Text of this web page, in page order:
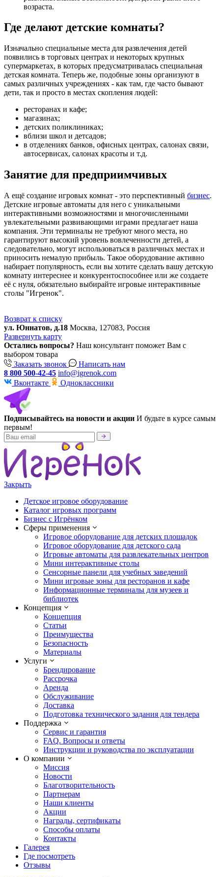
возраста.
Где делают детские комнаты?
Изначально специальные места для развлечения детей
появились в торговых центрах и некоторых крупных
супермаркетах, в которых предусматривалась специальная
детская комната. Теперь же, подобные зоны организуют в
самых различных учреждениях - как там, где часто бывают
дети, так и просто в местах скопления людей:
ресторанах и кафе;
магазинах;
детских поликлиниках;
вблизи школ и детсадов;
в отделениях банков, офисных центрах, салонах связи,
автосервисах, салонах красоты и т.д.
Занятие для предприимчивых
А ещё создание игровых комнат - это перспективный бизнес.
Детские игровые автоматы для него с уникальными
интерактивными возможностями и многочисленными
увлекательными развивающими играми предлагает наша
компания. Эти терминалы не требуют много места, но
гарантируют высокий уровень вовлеченности детей, а
следовательно, могут использоваться в различных местах и
приносить немалую прибыль. Такое оборудование активно
набирает популярность, если вы хотите сделать вашу детскую
комнату интереснее и конкурентоспособнее или же создаете
её с нуля, обязательно выбирайте игровые интерактивные
столы "Игренок".
Возврат к списку
ул. Юннатов, д.18 Москва, 127083, Россия
Развернуть карту
Остались вопросы? Наш консультант поможет Вам с
выбором товара
Заказать звонок
Написать нам
8 800 500-42-45 info@igrenok.com
Вконтакте
Одноклассники
Подписывайтесь на новости и акции И будьте в курсе самым
первым!
Закрыть
Детское игровое оборудование
Каталог игровых программ
Бизнес с Игрёнком
Сферы применения
Игровое оборудование для детских площадок
Игровое оборудование для детского сада
Игровые автоматы для развлекательных центров
Мини интерактивные столы
Сенсорные панели для учебных заведений
Мини игровые зоны для ресторанов и кафе
Информационные терминалы для музеев и
библиотек
Концепция
Концепция
Статьи
Преимущества
Безопасность
Материалы
Услуги
Брендирование
Рассрочка
Аренда
Обслуживание
Доставка
Подготовка технического задания для тендера
Поддержка
Сервис и гарантия
FAQ. Вопросы и ответы
Инструкции и руководства по эксплуатации
О компании
Миссия
Новости
Благотворительность
Партнерам
Наши клиенты
Акции
Награды, сертификаты
Способы оплаты
Контакты
Галерея
Где посмотреть
Отзывы